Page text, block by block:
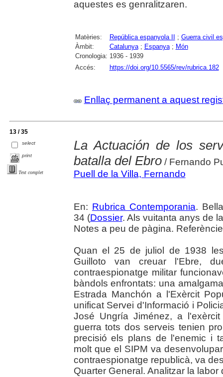
aquestes es genralitzaren.
Matèries: República espanyola II ; Guerra civil
Àmbit:
Catalunya; Espanya; Món
Cronologia: 1936 - 1939
Accés:
https://doi.org/10.5565/rev/rubrica.182
Enllaç permanent a aquest
13 / 35
select
print
Text complet
La Actuación de los
batalla del Ebro/ Fernando
Puell de la Villa, Fernando
En: Rubrica Contemporania.
34 (Dossier. Als vuitanta anys de
Notes a peu de pàgina.
Quan el 25 de juliol de 1938
Guilloto van creuar l'Ebre,
contraespionatge militar
bàndols enfrontats: una
Estrada Manchón a l'Exèrcit
unificat Servei d'Informació i
José Ungría Jiménez, a
guerra tots dos serveis tenien
precisió els plans de l'enemic i
molt que el SIPM va
contraespionatge republicà, va
Quarter General. Analitzar la